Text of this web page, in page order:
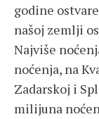
godine
našoj zemlji
Najviše
noćenja, na
Zadarskoj i
milijuna